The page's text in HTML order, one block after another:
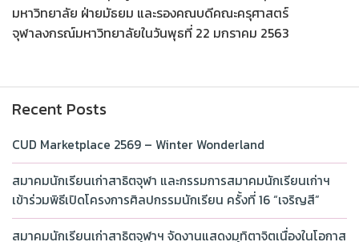
มหาวิทยาลัย ฝ่ายมัธยม และรองคณบดีคณะครุศาสตร์
จุฬาลงกรณ์มหาวิทยาลัยในวันพุธที่ 22 มกราคม 2563
Recent Posts
CUD Marketplace 2569 – Winter Wonderland
สมาคมนักเรียนเก่าสาธิตจุฬา และกรรมการสมาคมนักเรียนเก่าฯ
เข้าร่วมพิธีเปิดโครงการศิลปกรรมนักเรียน ครั้งที่ 16 “เจริญสี”
สมาคมนักเรียนเก่าสาธิตจุฬาฯ จัดงานแสดงมุทิตาจิตเนื่องในโอกาส